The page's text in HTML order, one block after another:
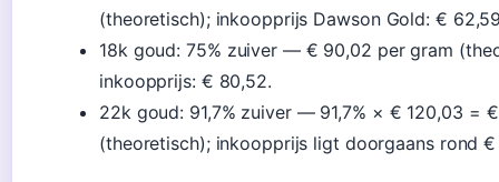
(theoretisch); inkoopprijs Dawson Gold: €
18k goud: 75% zuiver — € 90,02 per gram
inkoopprijs: € 80,52.
22k goud: 91,7% zuiver — 91,7% × € 120,03 =
(theoretisch); inkoopprijs ligt doorgaans rond